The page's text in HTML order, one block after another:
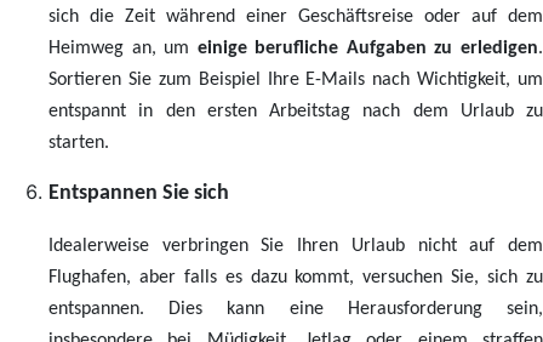
sich die Zeit während einer Geschäftsreise oder auf dem
Heimweg an, um einige berufliche Aufgaben zu erledigen.
Sortieren Sie zum Beispiel Ihre E-Mails nach Wichtigkeit, um
entspannt in den ersten Arbeitstag nach dem Urlaub zu
starten.
Entspannen Sie sich
Idealerweise verbringen Sie Ihren Urlaub nicht auf dem
Flughafen, aber falls es dazu kommt, versuchen Sie, sich zu
entspannen. Dies kann eine Herausforderung sein,